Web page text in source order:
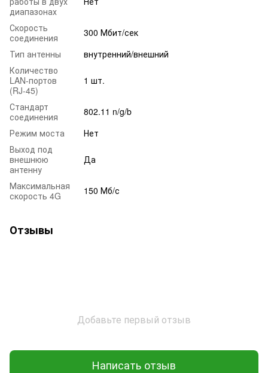
диапазонах
Скорость
соединения
300 Мбит/сек
Тип антенны
внутренний/внешний
Количество
LAN-портов
(RJ-45)
1 шт.
Стандарт
соединения
802.11 n/g/b
Режим моста
Нет
Выход под
внешнюю
антенну
Да
Максимальная
скорость 4G
150 Мб/с
Отзывы
Добавьте первый отзыв
Написать отзыв